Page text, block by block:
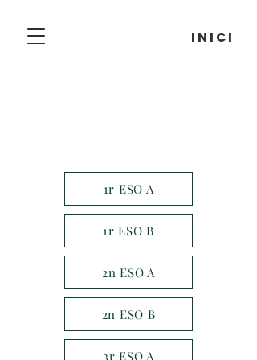
inici
1r ESO A
1r ESO B
2n ESO A
2n ESO B
3r ESO A